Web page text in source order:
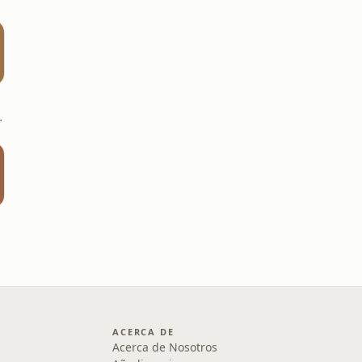
España
ACERCA DE
Acerca de Nosotros